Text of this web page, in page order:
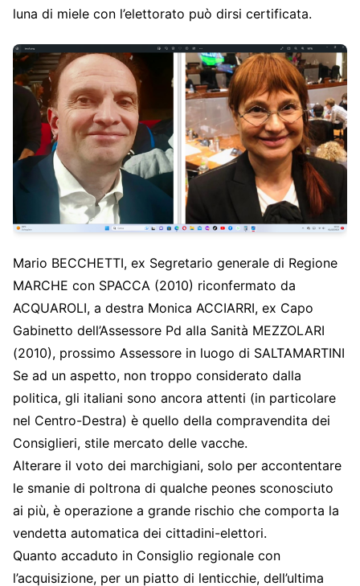
luna di miele con l’elettorato può dirsi certificata.
Mario BECCHETTI, ex Segretario generale di Regione
MARCHE con SPACCA (2010) riconfermato da
ACQUAROLI, a destra Monica ACCIARRI, ex Capo
Gabinetto dell’Assessore Pd alla Sanità MEZZOLARI
(2010), prossimo Assessore in luogo di SALTAMARTINI
Se ad un aspetto, non troppo considerato dalla
politica, gli italiani sono ancora attenti (in particolare
nel Centro-Destra) è quello della compravendita dei
Consiglieri, stile mercato delle vacche.
Alterare il voto dei marchigiani, solo per accontentare
le smanie di poltrona di qualche peones sconosciuto
ai più, è operazione a grande rischio che comporta la
vendetta automatica dei cittadini-elettori.
Quanto accaduto in Consiglio regionale con
l’acquisizione, per un piatto di lenticchie, dell’ultima